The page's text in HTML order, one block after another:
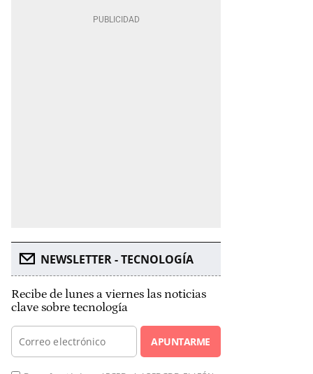
NEWSLETTER - TECNOLOGÍA
Recibe de lunes a viernes las noticias
clave sobre tecnología
APUNTARME